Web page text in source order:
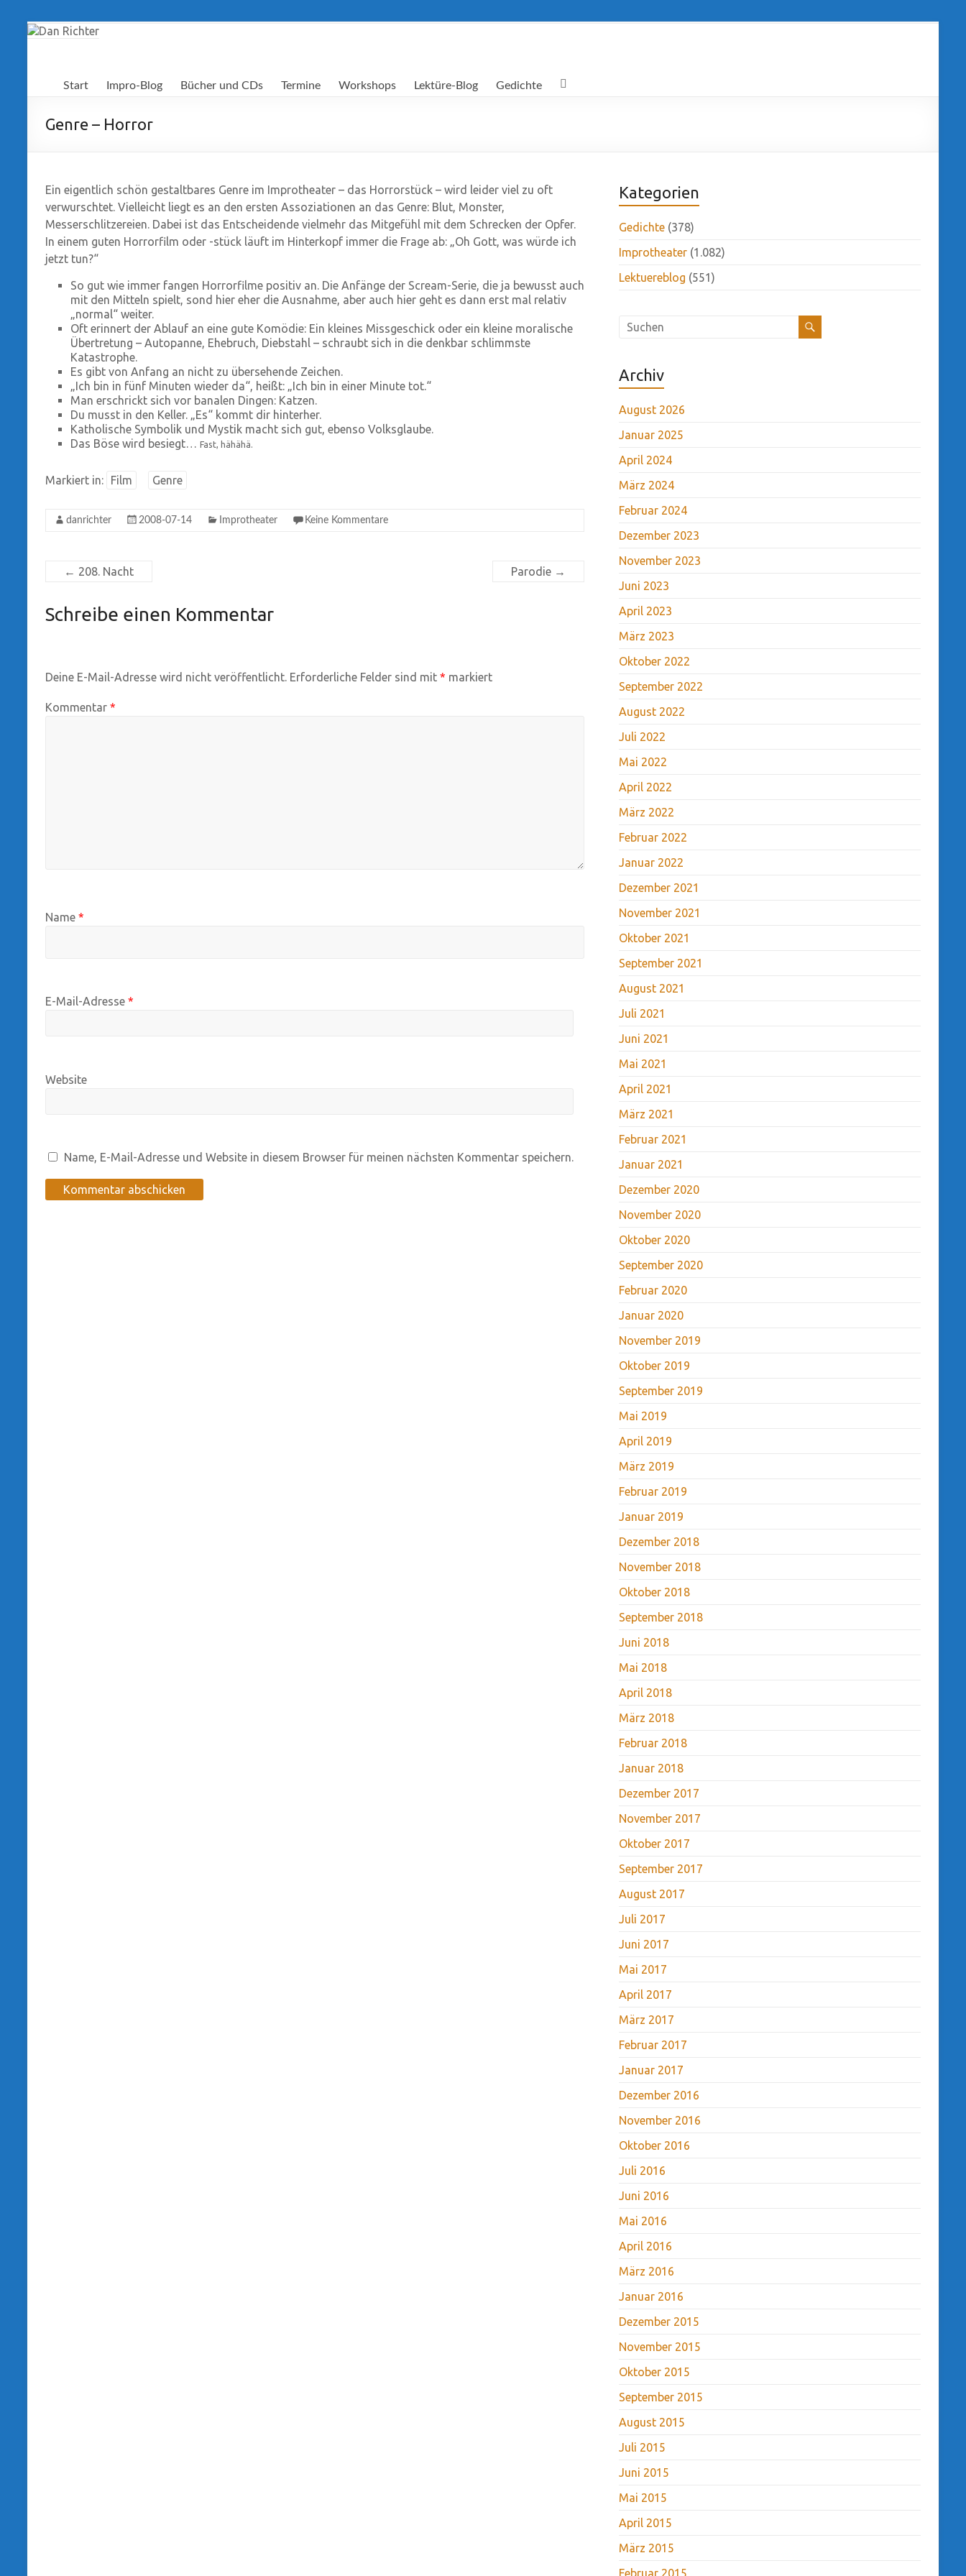
Zum
Richter
Start Impro-Blog Bücher und CDs Termine Workshops Lektüre-Blog Gedichte
Genre – Horror
Ein eigentlich schön gestaltbares Genre im Improtheater – das Horrorstück – wird leider viel zu oft
verwurschtet. Vielleicht liegt es an den ersten Assoziationen an das Genre: Blut, Monster,
Messerschlitzereien. Dabei ist das Entscheidende vielmehr das Mitgefühl mit dem Schrecken der Opfer.
In einem guten Horrorfilm oder -stück läuft im Hinterkopf immer die Frage ab: „Oh Gott, was würde ich
jetzt tun?“
So gut wie immer fangen Horrorfilme positiv an. Die Anfänge der Scream-Serie, die ja bewusst auch
mit den Mitteln spielt, sond hier eher die Ausnahme, aber auch hier geht es dann erst mal relativ
„normal“ weiter.
Oft erinnert der Ablauf an eine gute Komödie: Ein kleines Missgeschick oder ein kleine moralische
Übertretung – Autopanne, Ehebruch, Diebstahl – schraubt sich in die denkbar schlimmste
Katastrophe.
Es gibt von Anfang an nicht zu übersehende Zeichen.
„Ich bin in fünf Minuten wieder da“, heißt: „Ich bin in einer Minute tot.“
Man erschrickt sich vor banalen Dingen: Katzen.
Du musst in den Keller. „Es“ kommt dir hinterher.
Katholische Symbolik und Mystik macht sich gut, ebenso Volksglaube.
Das Böse wird besiegt… Fast, hähähä.
Markiert in: Film Genre
danrichter 2008-07-14 Improtheater Keine Kommentare
← 208. Nacht Parodie →
Schreibe einen Kommentar
Deine E-Mail-Adresse wird nicht veröffentlicht. Erforderliche Felder sind mit * markiert
Kommentar *
Name *
E-Mail-Adresse *
Website
Name, E-Mail-Adresse und Website in diesem Browser für meinen nächsten Kommentar speichern.
Kategorien
Gedichte (378)
Improtheater (1.082)
Lektuereblog (551)
Archiv
August 2026
Januar 2025
April 2024
März 2024
Februar 2024
Dezember 2023
November 2023
Juni 2023
April 2023
März 2023
Oktober 2022
September 2022
August 2022
Juli 2022
Mai 2022
April 2022
März 2022
Februar 2022
Januar 2022
Dezember 2021
November 2021
Oktober 2021
September 2021
August 2021
Juli 2021
Juni 2021
Mai 2021
April 2021
März 2021
Februar 2021
Januar 2021
Dezember 2020
November 2020
Oktober 2020
September 2020
Februar 2020
Januar 2020
November 2019
Oktober 2019
September 2019
Mai 2019
April 2019
März 2019
Februar 2019
Januar 2019
Dezember 2018
November 2018
Oktober 2018
September 2018
Juni 2018
Mai 2018
April 2018
März 2018
Februar 2018
Januar 2018
Dezember 2017
November 2017
Oktober 2017
September 2017
August 2017
Juli 2017
Juni 2017
Mai 2017
April 2017
März 2017
Februar 2017
Januar 2017
Dezember 2016
November 2016
Oktober 2016
Juli 2016
Juni 2016
Mai 2016
April 2016
März 2016
Januar 2016
Dezember 2015
November 2015
Oktober 2015
September 2015
August 2015
Juli 2015
Juni 2015
Mai 2015
April 2015
März 2015
Februar 2015